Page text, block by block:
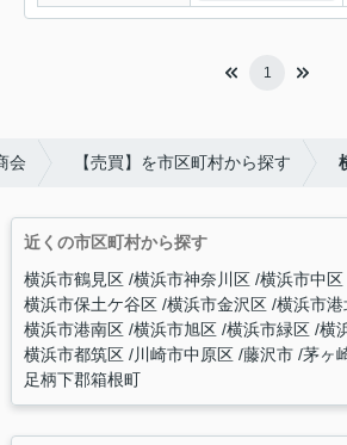
1
会 【売買】を市区町村から探す
近くの市区町村から探す
横浜市鶴見区 横浜市神奈川区 横浜市中区
横浜市保土ケ谷区 横浜市金沢区 横浜市港
横浜市港南区 横浜市旭区 横浜市緑区 横
横浜市都筑区 川崎市中原区 藤沢市 茅ヶ
足柄下郡箱根町